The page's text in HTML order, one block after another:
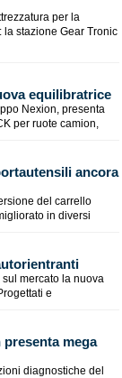
per la
stazione Gear Tronic
equilibratrice
Nexion, presenta
per ruote camion,
ancora
del carrello
in diversi
mercato la nuova
e
mega
diagnostiche del